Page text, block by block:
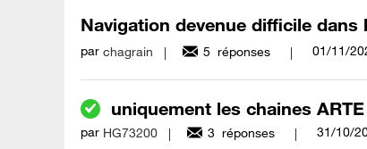
Navigation devenue difficile dans
par chagrain 5 réponses ‎01/11/
uniquement les chaines
par HG73200 3 réponses ‎31/10/